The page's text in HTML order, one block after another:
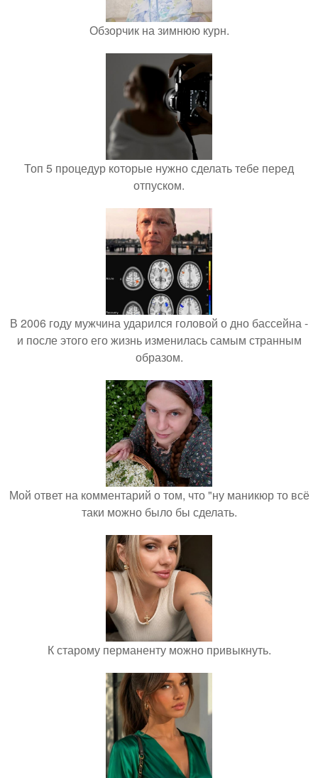
Обзорчик на зимнюю курн.
Топ 5 процедур которые нужно сделать тебе перед
отпуском.
В 2006 году мужчина ударился головой о дно бассейна -
и после этого его жизнь изменилась самым странным
образом.
Мой ответ на комментарий о том, что "ну маникюр то всё
таки можно было бы сделать.
К старому перманенту можно привыкнуть.